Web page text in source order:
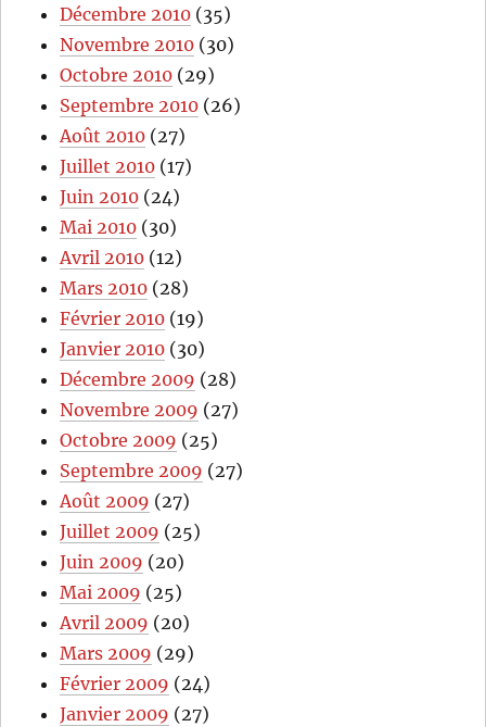
Décembre 2010 (35)
Novembre 2010 (30)
Octobre 2010 (29)
Septembre 2010 (26)
Août 2010 (27)
Juillet 2010 (17)
Juin 2010 (24)
Mai 2010 (30)
Avril 2010 (12)
Mars 2010 (28)
Février 2010 (19)
Janvier 2010 (30)
Décembre 2009 (28)
Novembre 2009 (27)
Octobre 2009 (25)
Septembre 2009 (27)
Août 2009 (27)
Juillet 2009 (25)
Juin 2009 (20)
Mai 2009 (25)
Avril 2009 (20)
Mars 2009 (29)
Février 2009 (24)
Janvier 2009 (27)